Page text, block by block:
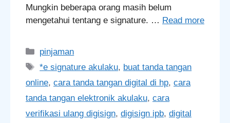
Mungkin beberapa orang masih belum
mengetahui tentang e signature. … Read more
Categories
pinjaman
Tags
*e signature akulaku, buat tanda tangan
online, cara tanda tangan digital di hp, cara
tanda tangan elektronik akulaku, cara
verifikasi ulang digisign, digisign ipb, digital